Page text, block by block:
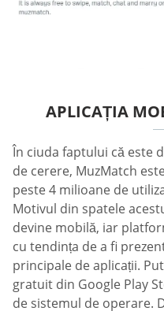
APLICAȚIA
În ciuda faptului că este
de cerere, MuzMatch
peste 4 milioane de
Motivul din spatele
devine mobilă, iar
cu tendința de a fi
principale de aplicații.
gratuit din Google Play
de sistemul de operare.